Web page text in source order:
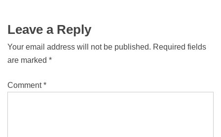
Leave a Reply
Your email address will not be published. Required fields
are marked *
Comment*